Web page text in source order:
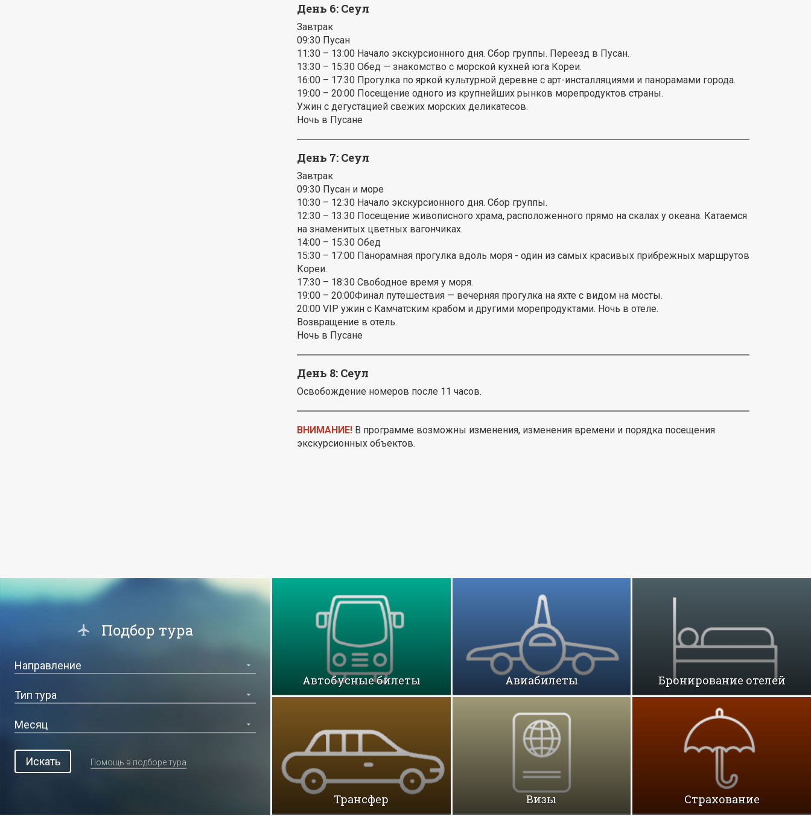
День 6: Сеул
Завтрак
09:30 Пусан
11:30 – 13:00 Начало экскурсионного дня. Сбор группы. Переезд в Пусан.
13:30 – 15:30 Обед — знакомство с морской кухней юга Кореи.
16:00 – 17:30 Прогулка по яркой культурной деревне с арт-инсталляциями и панорамами города.
19:00 – 20:00 Посещение одного из крупнейших рынков морепродуктов страны.
Ужин с дегустацией свежих морских деликатесов.
Ночь в Пусане
День 7: Сеул
Завтрак
09:30 Пусан и море
10:30 – 12:30 Начало экскурсионного дня. Сбор группы.
12:30 – 13:30 Посещение живописного храма, расположенного прямо на скалах у океана. Катаемся
на знаменитых цветных вагончиках.
14:00 – 15:30 Обед
15:30 – 17:00 Панорамная прогулка вдоль моря - один из самых красивых прибрежных маршрутов
Кореи.
17:30 – 18:30 Свободное время у моря.
19:00 – 20:00Финал путешествия — вечерняя прогулка на яхте с видом на мосты.
20:00 VIP ужин с Камчатским крабом и другими морепродуктами. Ночь в отеле.
Возвращение в отель.
Ночь в Пусане
День 8: Сеул
Освобождение номеров после 11 часов.
ВНИМАНИЕ! В программе возможны изменения, изменения времени и порядка посещения
экскурсионных объектов.
Подбор тура
Искать Помощь в подборе тура
Автобусные билеты Авиабилеты Бронирование отелей
Трансфер Визы Cтрахование